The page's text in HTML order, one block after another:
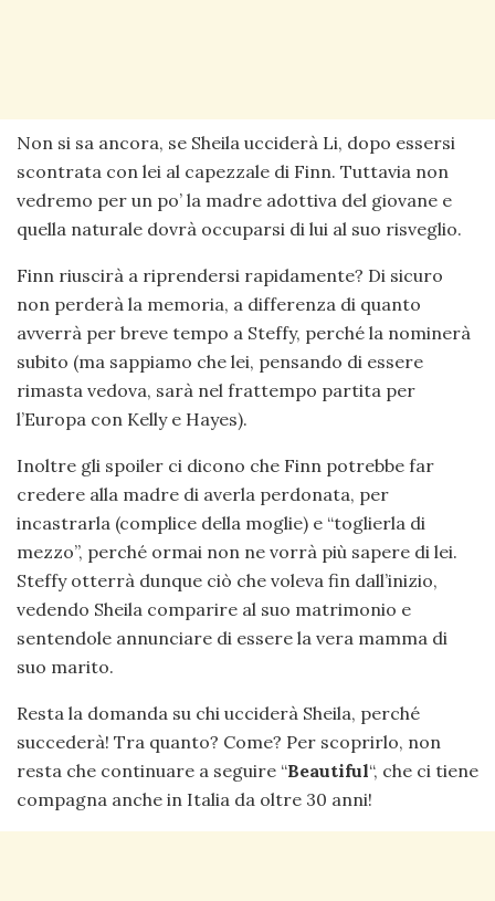
Non si sa ancora, se Sheila ucciderà Li, dopo essersi
scontrata con lei al capezzale di Finn. Tuttavia non
vedremo per un po’ la madre adottiva del giovane e
quella naturale dovrà occuparsi di lui al suo risveglio.
Finn riuscirà a riprendersi rapidamente? Di sicuro
non perderà la memoria, a differenza di quanto
avverrà per breve tempo a Steffy, perché la nominerà
subito (ma sappiamo che lei, pensando di essere
rimasta vedova, sarà nel frattempo partita per
l’Europa con Kelly e Hayes).
Inoltre gli spoiler ci dicono che Finn potrebbe far
credere alla madre di averla perdonata, per
incastrarla (complice della moglie) e “toglierla di
mezzo”, perché ormai non ne vorrà più sapere di lei.
Steffy otterrà dunque ciò che voleva fin dall’inizio,
vedendo Sheila comparire al suo matrimonio e
sentendole annunciare di essere la vera mamma di
suo marito.
Resta la domanda su chi ucciderà Sheila, perché
succederà! Tra quanto? Come? Per scoprirlo, non
resta che continuare a seguire “Beautiful“, che ci tiene
compagna anche in Italia da oltre 30 anni!